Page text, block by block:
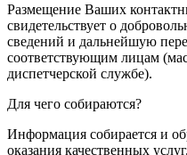
Размещение Ваших
свидетельствует о
сведений и дальнейшую
соответствующим лицам
диспетчерской службе).
Для чего собираются?
Информация собирается и
оказания качественных услуг.